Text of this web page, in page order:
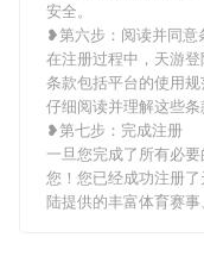
安全。
❥第六步：阅读并同意
在注册过程中，天游
条款包括平台的使用
仔细阅读并理解这些条
❥第七步：完成注册
一旦您完成了所有必
您！您已经成功注册
陆提供的丰富体育赛